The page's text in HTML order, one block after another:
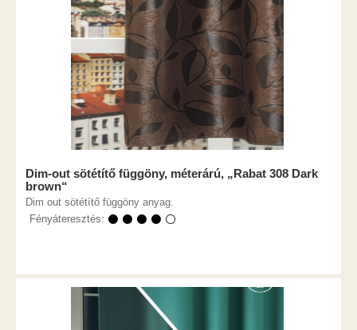
Dim-out sötétítő függöny, méterárú, „Rabat 308 Dark
brown“
Dim out sötétítő függöny anyag.
Fényáteresztés: ⚫ ⚫ ⚫ ⚫ ⚪